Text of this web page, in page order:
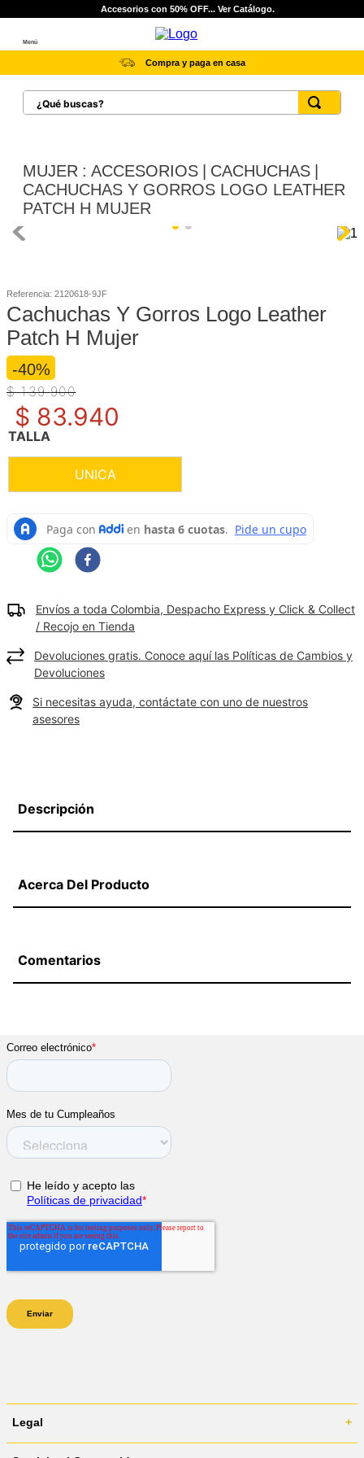
Accesorios con 50% OFF... Ver Catálogo.
Menú
Compra y paga en casa
¿Qué buscas?
2. botas cat mujer
3 tenis hombre
6. tenis
. botas
8.
9 camisetas hombre
10. tenis mujer
MUJER ACCESORIOS
CACHUCHAS
CACHUCHAS Y GORROS LOGO LEATHER
PATCH H MUJER
Referencia: 2120618-9JF
Cachuchas Y Gorros Logo Leather
Patch H Mujer
-40%
$ 139.900
$ 83.940
TALLA
UNICA
Envíos a toda Colombia, Despacho Express y Click & Collect
/ Recojo en Tienda
Devoluciones gratis. Conoce aquí las Políticas de Cambios y
Devoluciones
Si necesitas ayuda, contáctate con uno de nuestros
asesores
Descripción
Acerca Del Producto
Comentarios
Legal +